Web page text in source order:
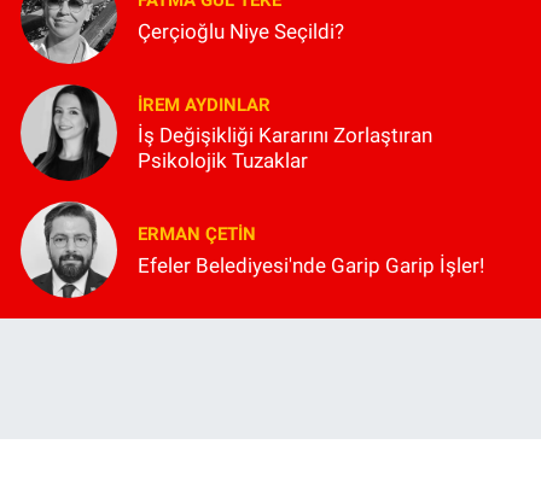
Çerçioğlu Niye Seçildi?
İREM AYDINLAR
İş Değişikliği Kararını Zorlaştıran
Psikolojik Tuzaklar
ERMAN ÇETIN
Efeler Belediyesi'nde Garip Garip İşler!